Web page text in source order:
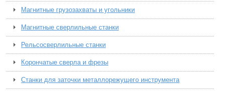
Магнитные грузозахваты и угольники
Магнитные сверлильные станки
Рельсосверлильные станки
Корончатые сверла и фрезы
Станки для заточки металлорежущего инструмента